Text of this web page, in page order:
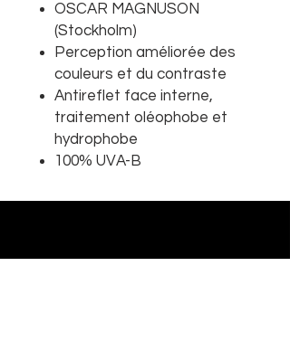
OSCAR MAGNUSON
(Stockholm)
Perception améliorée des
couleurs et du contraste
Antireflet face interne,
traitement oléophobe et
hydrophobe
100% UVA-B